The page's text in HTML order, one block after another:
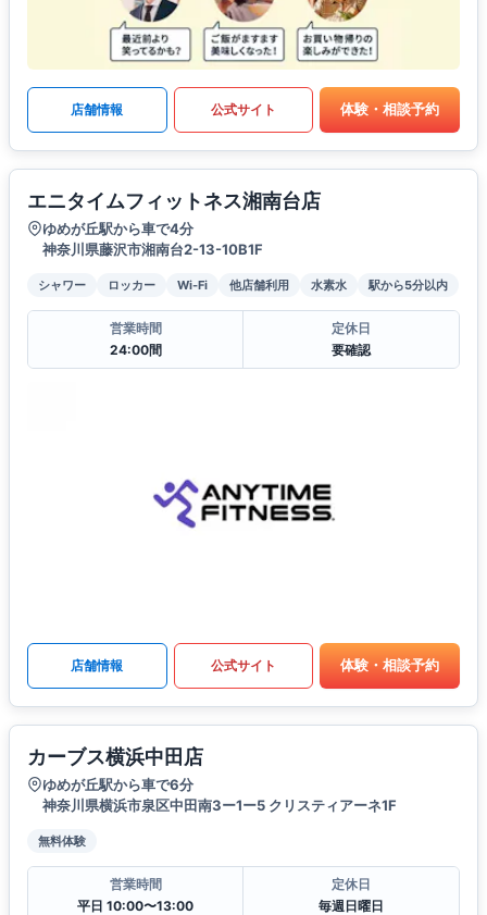
店舗情報 公式サイト 体験・相談予約
エニタイムフィットネス湘南台店
ゆめが丘駅から車で4分
神奈川県藤沢市湘南台2-13-10B1F
シャワー ロッカー Wi-Fi 他店舗利用 水素水 駅から5分以内
営業時間
24:00間
定休日
要確認
店舗情報 公式サイト 体験・相談予約
カーブス横浜中田店
ゆめが丘駅から車で6分
神奈川県横浜市泉区中田南3ー1ー5 クリスティアーネ1F
無料体験
営業時間
平日 10:00〜13:00
定休日
毎週日曜日